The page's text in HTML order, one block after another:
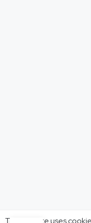
This website uses